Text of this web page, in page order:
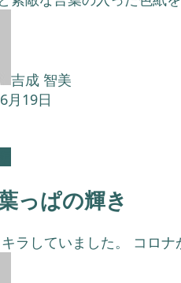
吉成 智美
月19日
っぱの輝き
ラしていました。 コロ